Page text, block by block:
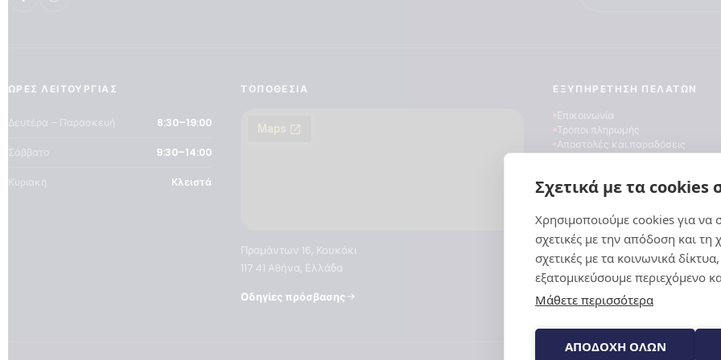
Σχετικά με τα cookies
Χρησιμοποιούμε cookies για να
σχετικές με την απόδοση και τη
σχετικές με τα κοινωνικά
εξατομικεύσουμε περιεχόμενο
Μάθετε περισσότερα
ΑΠΟΔΟΧΗ ΟΛΩΝ
Για να
σε
ΏΡΕΣ ΛΕΙΤΟΥΡΓΊΑΣ
Δευτέρα – Παρασκευή 8:30–19:00
Σάββατο 9:30–14:00
Κυριακή Κλειστά
ΤΟΠΟΘΕΣΊΑ
Πραμάντων 16, Κουκάκι
117 41 Αθήνα, Ελλάδα
Οδηγίες πρόσβασης
ΕΞΥΠΗΡΈΤΗΣΗ ΠΕΛΑΤΏΝ
Επικοινωνία
Τρόποι πληρωμής
Αποστολές και παραδόσεις
Blog